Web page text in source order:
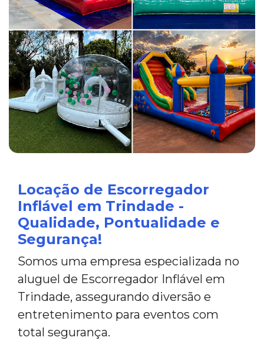
Locação de Escorregador
Inflável em Trindade -
Qualidade, Pontualidade e
Segurança!
Somos uma empresa especializada no
aluguel de Escorregador Inflável em
Trindade, assegurando diversão e
entretenimento para eventos com
total segurança.